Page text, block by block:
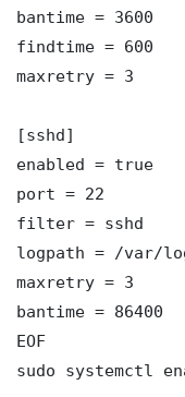
bantime = 3600
findtime = 600
maxretry = 3
[sshd]
enabled = true
port = 22
filter = sshd
logpath = /var/
maxretry = 3
bantime = 86400
EOF
sudo systemctl